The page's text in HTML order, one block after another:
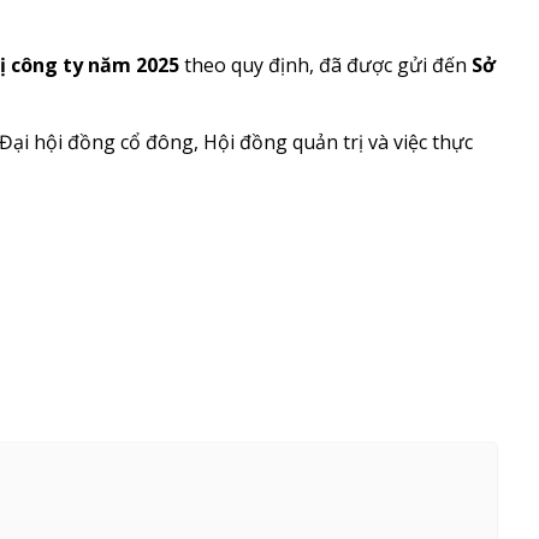
ty năm 2025theo quy định, đã được gửi đến Sở
hội đồng cổ đông, Hội đồng quản trị và việc thực